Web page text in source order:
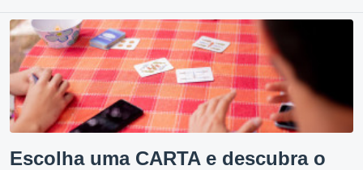
Escolha uma CARTA e descubra o